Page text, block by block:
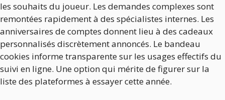
les souhaits du joueur. Les demandes complexes sont
remontées rapidement à des spécialistes internes. Les
anniversaires de comptes donnent lieu à des cadeaux
personnalisés discrètement annoncés. Le bandeau
cookies informe transparente sur les usages effectifs du
suivi en ligne. Une option qui mérite de figurer sur la
liste des plateformes à essayer cette année.